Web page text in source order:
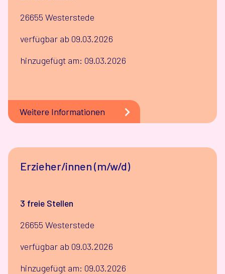
26655 Westerstede
verfügbar ab 09.03.2026
hinzugefügt am: 09.03.2026
Weitere Informationen
Erzieher/innen (m/w/d)
3 freie Stellen
26655 Westerstede
verfügbar ab 09.03.2026
hinzugefügt am: 09.03.2026